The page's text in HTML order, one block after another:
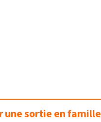
une sortie en famille